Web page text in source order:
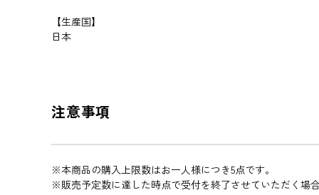
【生産国】
日本
注意事項
※本商品の購入上限数はお一人様につき5点です。
※販売予定数に達した時点で受付を終了させていただく場合